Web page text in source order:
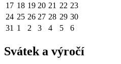
17 18 19 20 21 22 23
24 25 26 27 28 29 30
31 1 2 3 4 5 6
Svátek a výročí